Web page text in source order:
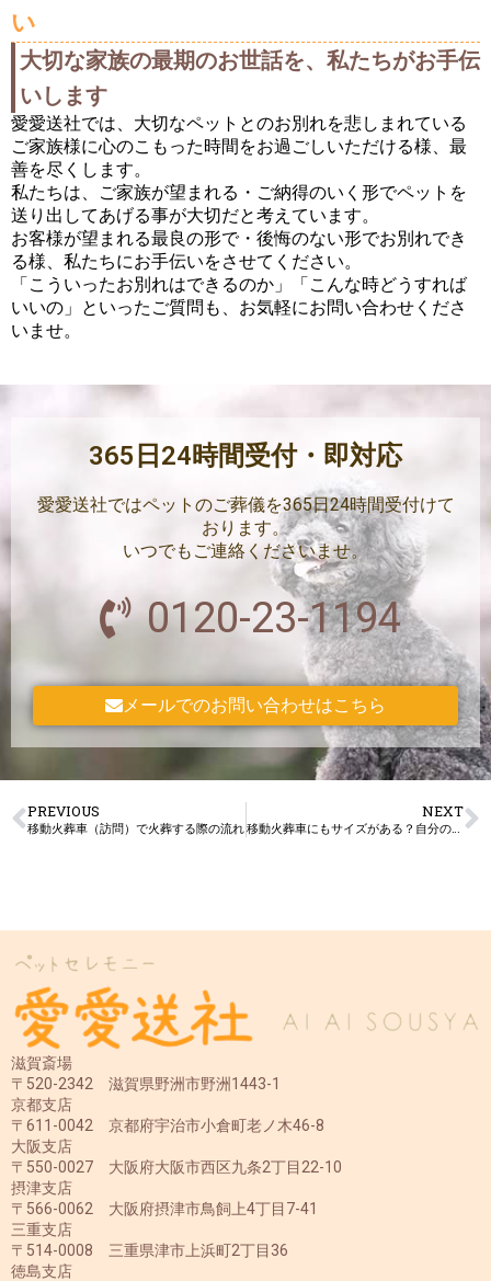
い
大切な家族の最期のお世話を、私たちがお手伝
いします
愛愛送社では、大切なペットとのお別れを悲しまれている
ご家族様に心のこもった時間をお過ごしいただける様、最
善を尽くします。
私たちは、ご家族が望まれる・ご納得のいく形でペットを
送り出してあげる事が大切だと考えています。
お客様が望まれる最良の形で・後悔のない形でお別れでき
る様、私たちにお手伝いをさせてください。
「こういったお別れはできるのか」「こんな時どうすれば
いいの」といったご質問も、お気軽にお問い合わせくださ
いませ。
365日24時間受付・即対応
愛愛送社ではペットのご葬儀を365日24時間受付けて
おります。
いつでもご連絡くださいませ。
0120-23-1194
メールでのお問い合わせはこちら
PREVIOUS
移動火葬車（訪問）で火葬する際の流れ
NEXT
移動火葬車にもサイズがある？自分の愛犬はどのサイズで対応してもらえるのか。
滋賀斎場
〒520-2342 滋賀県野洲市野洲1443-1
京都支店
〒611-0042 京都府宇治市小倉町老ノ木46-8
大阪支店
〒550-0027 大阪府大阪市西区九条2丁目22-10
摂津支店
〒566-0062 大阪府摂津市鳥飼上4丁目7-41
三重支店
〒514-0008 三重県津市上浜町2丁目36
徳島支店